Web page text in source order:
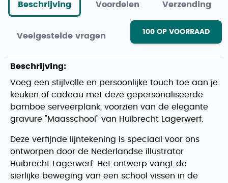
Beschrijving Voordelen Verzending
Veelgestelde vragen
100 OP VOORRAAD
Beschrijving:
Voeg een stijlvolle en persoonlijke touch toe aan je
keuken of cadeau met deze gepersonaliseerde
bamboe serveerplank, voorzien van de elegante
gravure "Maasschool" van Huibrecht Lagerwerf.
Deze verfijnde lijntekening is speciaal voor ons
ontworpen door de Nederlandse illustrator
Huibrecht Lagerwerf. Het ontwerp vangt de
sierlijke beweging van een school vissen in de